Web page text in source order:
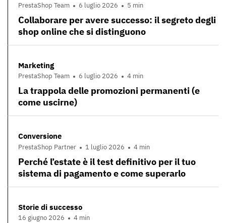
PrestaShop Team 6 luglio 2026 5 min
Collaborare per avere successo: il segreto degli
shop online che si distinguono
Marketing
PrestaShop Team 6 luglio 2026 4 min
La trappola delle promozioni permanenti (e
come uscirne)
Conversione
PrestaShop Partner 1 luglio 2026 4 min
Perché l’estate è il test definitivo per il tuo
sistema di pagamento e come superarlo
Storie di successo
16 giugno 2026 4 min